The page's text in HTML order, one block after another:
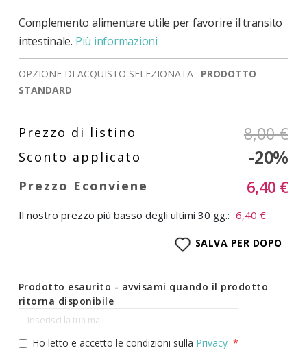
di
immagini
Complemento alimentare utile per favorire il transito
intestinale. Più informazioni
OPZIONE DI ACQUISTO SELEZIONATA : PRODOTTO
STANDARD
8,00 €
-20%
6,40 €
Il nostro prezzo più basso degli ultimi 30 gg.: 6,40 €
SALVA PER DOPO
Prodotto esaurito - avvisami quando il prodotto
ritorna disponibile
Ho letto e accetto le condizioni sulla Privacy